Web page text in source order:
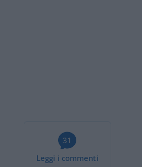
31
Leggi i commenti